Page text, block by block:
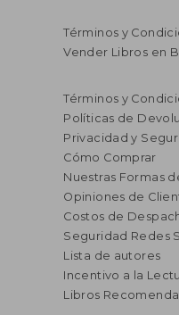
Términos y
Vender Libros en
Términos y
Políticas de
Privacidad y
Cómo Comprar
Nuestras Formas
Opiniones de
Costos de
Seguridad Redes
Lista de autores
Incentivo a la
Libros